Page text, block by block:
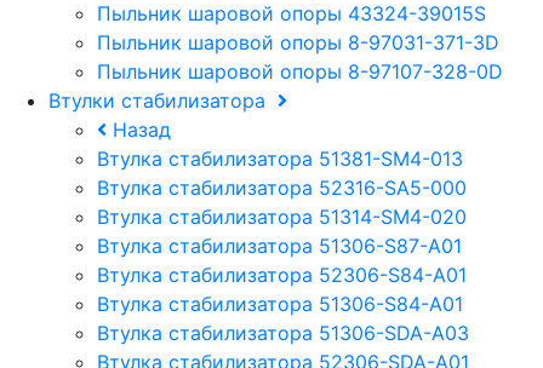
Пыльник шаровой опоры 43324-39015S
Пыльник шаровой опоры 8-97031-371-3D
Пыльник шаровой опоры 8-97107-328-0D
Втулки стабилизатора
Назад
Втулка стабилизатора 51381-SM4-013
Втулка стабилизатора 52316-SA5-000
Втулка стабилизатора 51314-SM4-020
Втулка стабилизатора 51306-S87-A01
Втулка стабилизатора 52306-S84-A01
Втулка стабилизатора 51306-S84-A01
Втулка стабилизатора 51306-SDA-A03
Втулка стабилизатора 52306-SDA-A01